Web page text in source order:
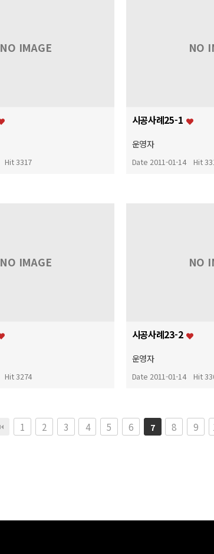
NO IMAGE
Hit 3317
NO
시공사례25-1
운영자
Date 2011-01-14 Hit
NO IMAGE
Hit 3274
NO
시공사례23-2
운영자
Date 2011-01-14 Hit
1 2 3 4 5 6 7 8 9